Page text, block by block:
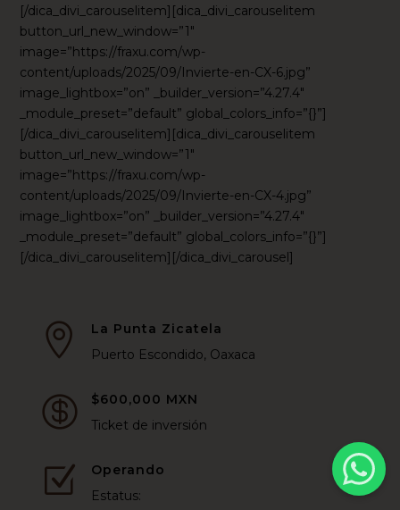
[/dica_divi_carouselitem][dica_divi_carouselitem
button_url_new_window=”1″
image=”https://fraxu.com/wp-
content/uploads/2025/09/Invierte-en-CX-6.jpg”
image_lightbox=”on” _builder_version=”4.27.4″
_module_preset=”default” global_colors_info=”{}”]
[/dica_divi_carouselitem][dica_divi_carouselitem
button_url_new_window=”1″
image=”https://fraxu.com/wp-
content/uploads/2025/09/Invierte-en-CX-4.jpg”
image_lightbox=”on” _builder_version=”4.27.4″
_module_preset=”default” global_colors_info=”{}”]
[/dica_divi_carouselitem][/dica_divi_carousel]

La Punta Zicatela
Puerto Escondido, Oaxaca

$600,000 MXN
Ticket de inversión
Z
Operando
Estatus: